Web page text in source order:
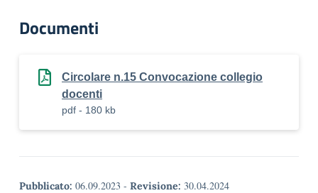
Documenti
Circolare n.15 Convocazione collegio
docenti
pdf - 180 kb
Pubblicato: 06.09.2023 - Revisione: 30.04.2024